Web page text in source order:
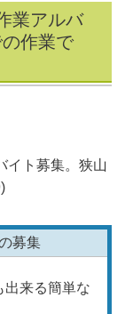
業アルバ
作業で
イト募集。狭山
)
募集
出来る簡単な